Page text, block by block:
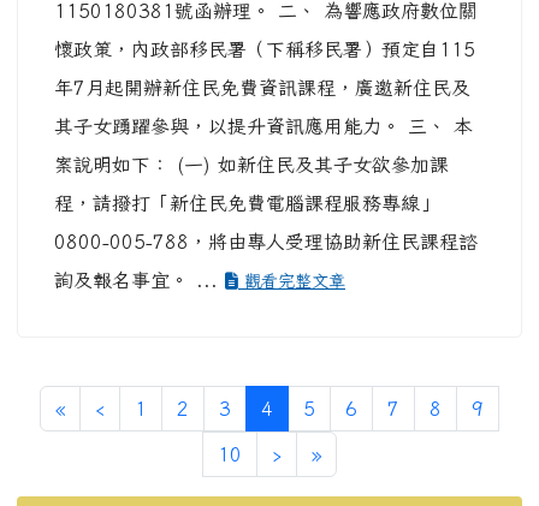
1150180381號函辦理。 二、 為響應政府數位關
懷政策，內政部移民署（下稱移民署）預定自115
年7月起開辦新住民免費資訊課程，廣邀新住民及
其子女踴躍參與，以提升資訊應用能力。 三、 本
案說明如下： (一) 如新住民及其子女欲參加課
程，請撥打「新住民免費電腦課程服務專線」
0800-005-788，將由專人受理協助新住民課程諮
詢及報名事宜。 ...
觀看完整文章
«第一頁
‹ 上一頁
1 2 3 4 (目前頁次)
5 6 7 8 9
10 ›下一頁
»最後頁